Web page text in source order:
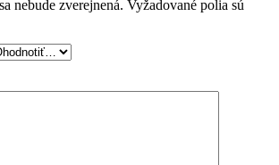
nebude zverejnená. Vyžadované polia sú